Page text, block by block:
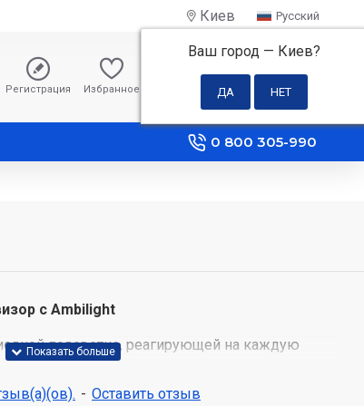
Киев
Ваш город — Киев?
Русский
Регистрация Избранное
0 грн
0 800 305-990
с Ambilight
подсветке, реагирующей на каждую
в ореол красочного света. Фильмы, спортивные
и игры выходят за пределы экрана, чтобы
- Оставить отзыв